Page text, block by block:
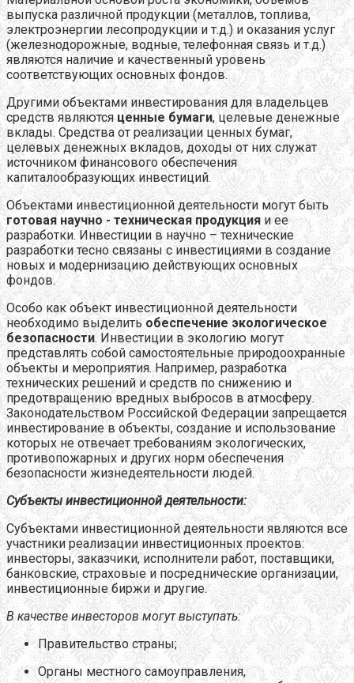
выпуска различной продукции (металлов, топлива,
электроэнергии лесопродукции и т.д.) и оказания услуг
(железнодорожные, водные, телефонная связь и т.д.)
являются наличие и качественный уровень
соответствующих основных фондов.
Другими объектами инвестирования для владельцев
средств являются ценные бумаги, целевые денежные
вклады. Средства от реализации ценных бумаг,
целевых денежных вкладов, доходы от них служат
источником финансового обеспечения
капиталообразующих инвестиций.
Объектами инвестиционной деятельности могут быть
готовая научно - техническая продукция и ее
разработки. Инвестиции в научно – технические
разработки тесно связаны с инвестициями в создание
новых и модернизацию действующих основных
фондов.
Особо как объект инвестиционной деятельности
необходимо выделить обеспечение экологическое
безопасности. Инвестиции в экологию могут
представлять собой самостоятельные природоохранные
объекты и мероприятия. Например, разработка
технических решений и средств по снижению и
предотвращению вредных выбросов в атмосферу.
Законодательством Российской Федерации запрещается
инвестирование в объекты, создание и использование
которых не отвечает требованиям экологических,
противопожарных и других норм обеспечения
безопасности жизнедеятельности людей.
Субъекты инвестиционной деятельности:
Субъектами инвестиционной деятельности являются все
участники реализации инвестиционных проектов:
инвесторы, заказчики, исполнители работ, поставщики,
банковские, страховые и посреднические организации,
инвестиционные биржи и другие.
В качестве инвесторов могут выступать:
Правительство страны;
Органы местного самоуправления,